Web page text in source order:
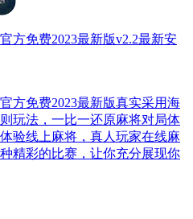
方免费2023最新版v2.2最新安
方免费2023最新版真实采用海
玩法，一比一还原麻将对局体
验线上麻将，真人玩家在线麻
精彩的比赛，让你充分展现你